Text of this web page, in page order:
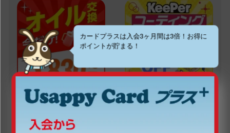
カードプラスは入会3ヶ月間は3倍！お得に
ポイントが貯まる！